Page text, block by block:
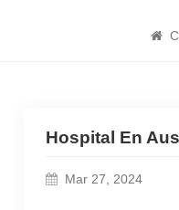
Hospital En
Mar 27, 2024